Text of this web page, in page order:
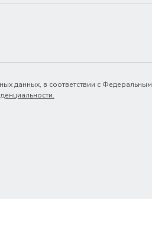
данных, в соответствии с Федеральным